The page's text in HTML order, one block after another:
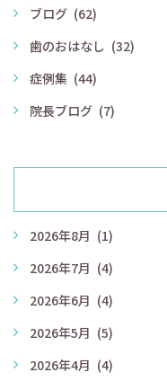
ブログ (62)
歯のおはなし (32)
症例集 (44)
院長ブログ (7)
2026年8月 (1)
2026年7月 (4)
2026年6月 (4)
2026年5月 (5)
2026年4月 (4)